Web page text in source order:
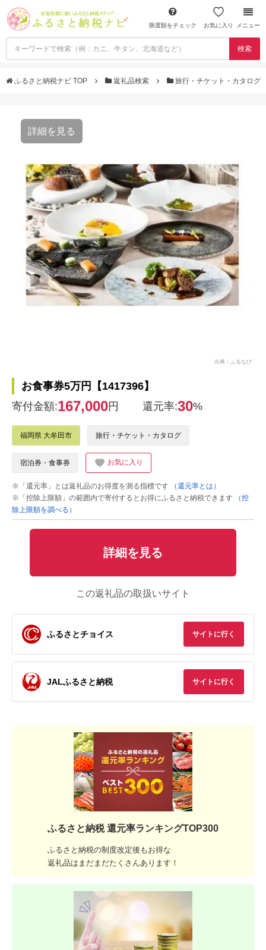
限度額をチェック お気に入り メニュー
検索
ふるさと納税ナビ TOP 返礼品検索 旅行・チケット・カタログ
詳細を見る
出典：ふるなび
お食事券5万円【1417396】
寄付金額:167,000円 還元率:30%
福岡県 大牟田市 旅行・チケット・カタログ
宿泊券・食事券 お気に入り
※「還元率」とは返礼品のお得度を測る指標です
（還元率とは）
※「控除上限額」の範囲内で寄付するとお得にふるさと納税できます
（控
除上限額を調べる）
詳細を見る
この返礼品の取扱いサイト
ふるさとチョイス サイトに行く
JALふるさと納税 サイトに行く
ふるさと納税 還元率ランキングTOP300
ふるさと納税の制度改定後もお得な
返礼品はまだまだたくさんあります！